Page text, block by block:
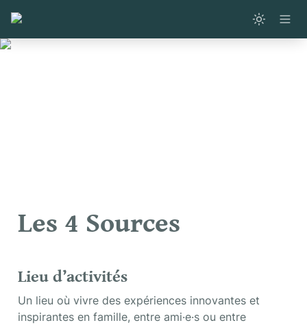
Les 4 Sources
Lieu d’activités
Un lieu où vivre des expériences innovantes et
inspirantes en famille, entre ami·e·s ou entre